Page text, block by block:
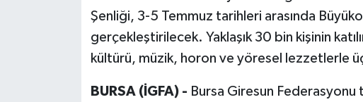
Şenliği, 3-5 Temmuz tarihleri arasında
gerçekleştirilecek. Yaklaşık 30 bin kişinin
kültürü, müzik, horon ve yöresel lezzetlerle
BURSA (İGFA) - Bursa Giresun Federasyonu